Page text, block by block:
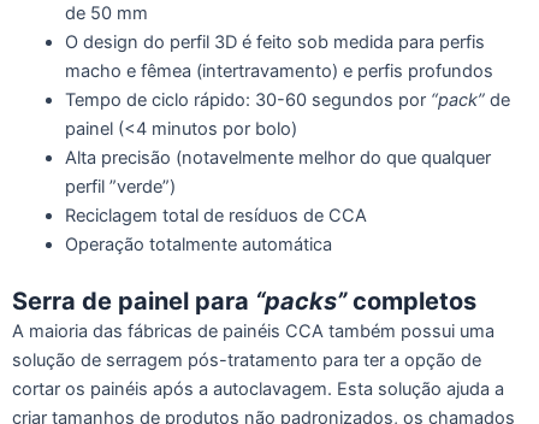
de 50 mm
O design do perfil 3D é feito sob medida para perfis
macho e fêmea (intertravamento) e perfis profundos
Tempo de ciclo rápido: 30-60 segundos por “pack”de
painel (<4 minutos por bolo)
Alta precisão (notavelmente melhor do que qualquer
perfil ”verde”)
Reciclagem total de resíduos de CCA
Operação totalmente automática
Serra de painel para “packs”completos
A maioria das fábricas de painéis CCA também possui uma
solução de serragem pós-tratamento para ter a opção de
cortar os painéis após a autoclavagem. Esta solução ajuda a
criar tamanhos de produtos não padronizados, os chamados